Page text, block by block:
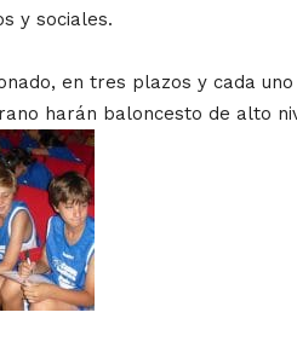
y sociales.
en tres plazos y cada
harán baloncesto de alto